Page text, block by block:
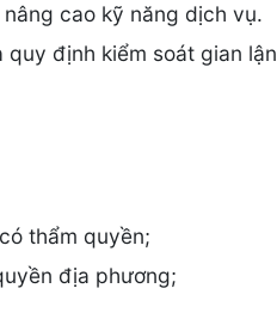
cao kỹ năng dịch vụ.
định kiểm soát gian
thẩm quyền;
địa phương;